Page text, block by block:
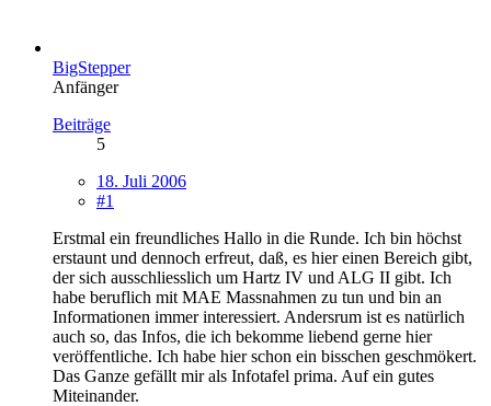
BigStepper
Anfänger
Beiträge
5
18. Juli 2006
#1
Erstmal ein freundliches Hallo in die Runde. Ich bin höchst
erstaunt und dennoch erfreut, daß, es hier einen Bereich gibt,
der sich ausschliesslich um Hartz IV und ALG II gibt. Ich
habe beruflich mit MAE Massnahmen zu tun und bin an
Informationen immer interessiert. Andersrum ist es natürlich
auch so, das Infos, die ich bekomme liebend gerne hier
veröffentliche. Ich habe hier schon ein bisschen geschmökert.
Das Ganze gefällt mir als Infotafel prima. Auf ein gutes
Miteinander.